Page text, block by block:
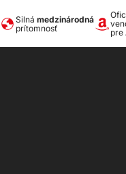
Silná medzinárodná
prítomnosť
pre